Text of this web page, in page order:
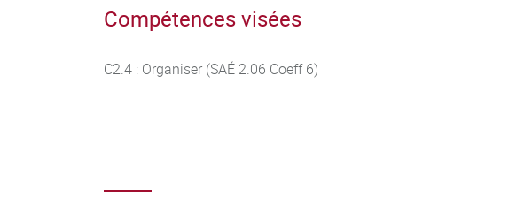
Compétences visées
C2.4 : Organiser (SAÉ 2.06 Coeff 6)